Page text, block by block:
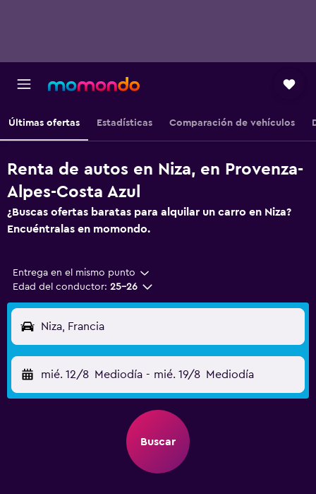
Últimas ofertas Estadísticas Comparación de vehículos
Renta de autos en Niza, en Provenza-
Alpes-Costa Azul
¿Buscas ofertas baratas para alquilar un carro en Niza?
Encuéntralas en momondo.
Entrega en el mismo punto
Edad del conductor: 25-26
Niza, Francia
mié. 12/8 Mediodía - mié. 19/8 Mediodía
Buscar